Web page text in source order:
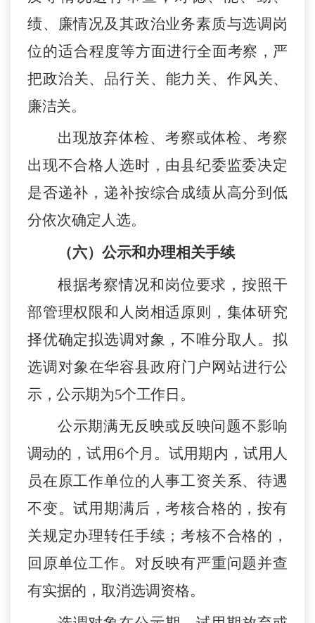
绩、廉情况及其政治业务素质与选调 岗
位的适合程度等方面进行全面考察，严
把政治关、品行关、能力关、作风关、
廉洁关。
出现放弃体检、考察或体检、考察
出现不合格人选时，由县纪委监委决定
是否递补，递补按综合成绩从高分到低
分依次确定人选。
（六）公示和办理相关手续
根据考察情况和岗位要求，按照干
部管理权限和人岗相适原则， 集体研究
择优确定拟选调对象，不唯分取人。 拟
选调对象在华容县政府门户网站进行公
示，公示期为5个工作日。
公示期满无反映或反映问题不影响
调动的，试用6个月 。试用期内，试用人
员在原工作单位的人事工资关系、待遇
不变。试用期满后，考核合格的，按有
关规定办理转任手续 ； 考核不合格的，
回原单位工作。对反映有严重问题并查
有实据的，取消选调资格。